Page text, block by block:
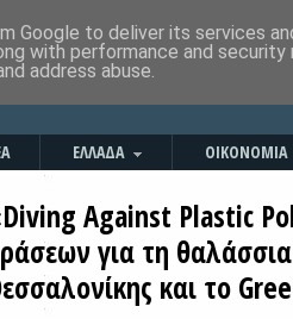
ΕΛΛΑΔΑ ΟΙΚΟΝΟΜΙΑ
Against Plastic
για τη
και το
Google to deliver its services
with performance and
address abuse.